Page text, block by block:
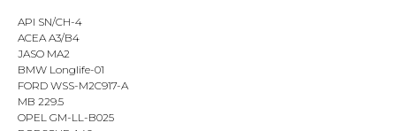
API SN/CH-4
ACEA A3/B4
JASO MA2
BMW Longlife-01
FORD WSS-M2C917-A
MB 229.5
OPEL GM-LL-B025